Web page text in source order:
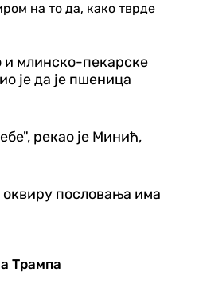
на то да, како тврде
и млинско-пекарске
је да је пшеница
рекао је Минић,
оквиру пословања има
Трампа